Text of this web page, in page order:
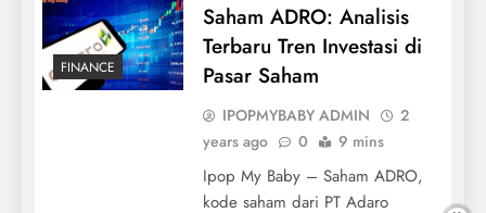
FINANCE
Saham ADRO: Analisis
Terbaru Tren Investasi di
Pasar Saham
IPOPMYBABY ADMIN
2
years ago
0 9 mins
Ipop My Baby – Saham ADRO,
kode saham dari PT Adaro